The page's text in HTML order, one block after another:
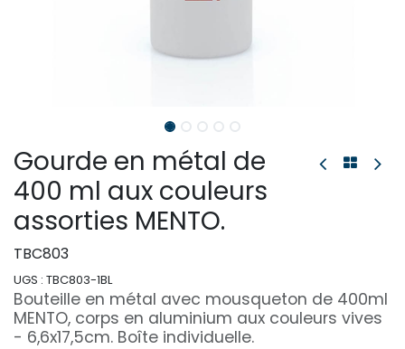
Gourde en métal de
400 ml aux couleurs
assorties MENTO.
TBC803
UGS : TBC803-1BL
Bouteille en métal avec mousqueton de 400ml
MENTO, corps en aluminium aux couleurs vives
- 6,6x17,5cm. Boîte individuelle.